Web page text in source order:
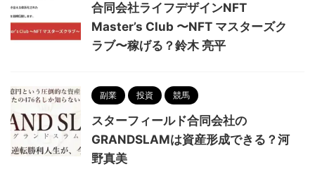
合同会社ライフデザインNFT
Master’s Club 〜NFT マスターズク
ラブ〜稼げる？鈴木 亮平
副業 投資 競馬
スターフィールド合同会社の
GRANDSLAMは資産形成できる？河
野真美